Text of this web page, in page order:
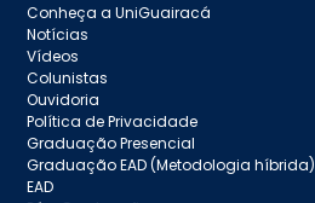
Conheça a UniGuairacá
Notícias
Vídeos
Colunistas
Ouvidoria
Política de Privacidade
Graduação Presencial
Graduação EAD (Metodologia híbrida)
EAD